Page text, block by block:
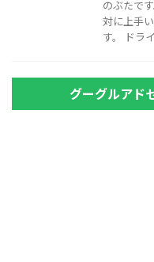
のぶたで
対に上手
す。 ドラ
グーグルアド